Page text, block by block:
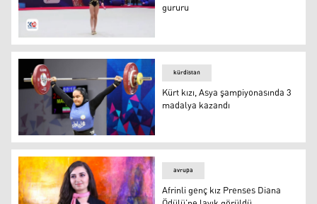
Sofia Babaeva
gururu
Rojhilatlı halterci Kijan Maksudi
kürdistan
Kürt kızı, Asya şampiyonasında 3
madalya kazandı
avrupa
Afrinli genç kız Prenses Diana